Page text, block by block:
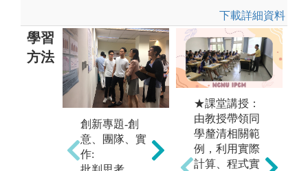
下載詳細資料
學習
方法
創新專題-創
意、團隊、實
作:
翻轉教室 & C
DIO工程教育
模式
★課堂講授：
由教授帶領同
學釐清相關範
例，利用實際
計算、程式實